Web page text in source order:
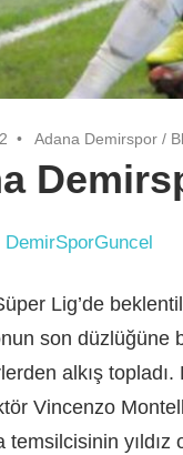
Adana Demirspor /
DemirSporGuncel
Lig’de
son düzlüğüne
alkış
Vincenzo
temsilcisinin